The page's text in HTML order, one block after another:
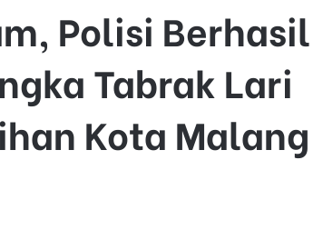
Polisi Berhasil
Tabrak Lari
Kota Malang